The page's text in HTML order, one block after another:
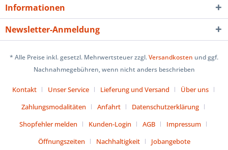
Informationen
Newsletter-Anmeldung
* Alle Preise inkl. gesetzl. Mehrwertsteuer zzgl.Versandkosten und ggf.
Nachnahmegebühren, wenn nicht anders beschrieben
Kontakt Unser Service Lieferung und Versand
Über uns
Zahlungsmodalitäten
Anfahrt
Datenschutzerklärung
Shopfehler melden
Kunden-Login AGB
Impressum
Öffnungszeiten
Nachhaltigkeit Jobangebote